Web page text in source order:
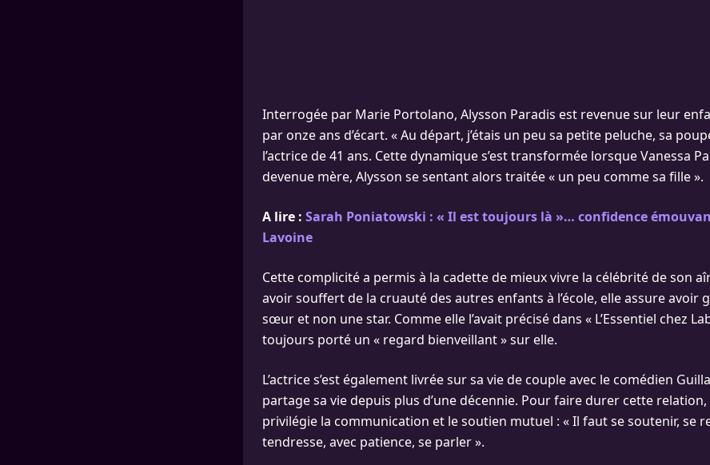
Interrogée par Marie Portolano, Alysson Paradis est revenue sur leur
par onze ans d’écart. « Au départ, j’étais un peu sa petite peluche, sa
l’actrice de 41 ans. Cette dynamique s’est transformée lorsque Vanessa
devenue mère, Alysson se sentant alors traitée « un peu comme sa fille ».
A lire : Sarah Poniatowski : « Il est toujours là »… confidence
Lavoine
Cette complicité a permis à la cadette de mieux vivre la célébrité de son
avoir souffert de la cruauté des autres enfants à l’école, elle assure avoir
sœur et non une star. Comme elle l’avait précisé dans « L’Essentiel chez
toujours porté un « regard bienveillant » sur elle.
L’actrice s’est également livrée sur sa vie de couple avec le comédien
partage sa vie depuis plus d’une décennie. Pour faire durer cette relation,
privilégie la communication et le soutien mutuel : « Il faut se soutenir, se
tendresse, avec patience, se parler ».